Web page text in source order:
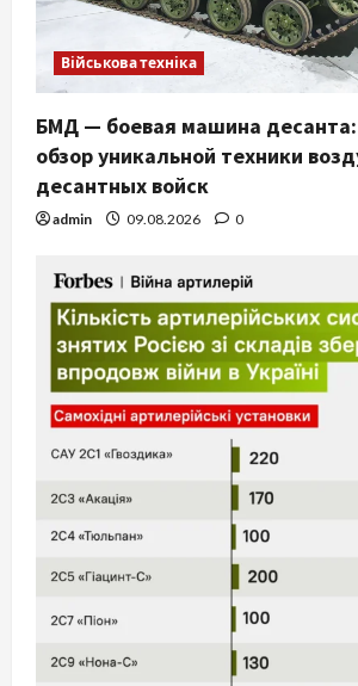
Військова техніка
БМД — боевая машина
обзор уникальной техники
десантных войск
admin 09.08.2026 0